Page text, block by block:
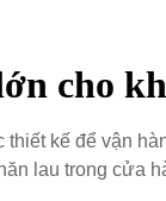
cho
kế để vận
lau trong cửa